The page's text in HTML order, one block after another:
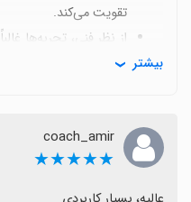
تقویت می‌کند.
از نظر فنی، تجربه‌ها
مکرر همراه است و
دانش کاربران
به‌روزرسانی یا بازبینی
با وجود این چالش‌ها،
بیشتر
coach_amir
★★★★★